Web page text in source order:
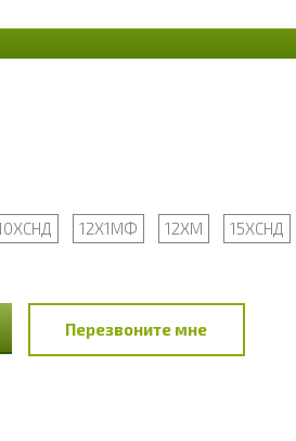
12Х1МФ 12ХМ 15ХСНД
Перезвоните мне